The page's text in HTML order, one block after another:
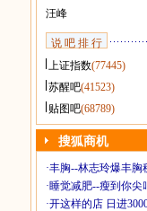
汪峰
说 吧 排 行
上证指数(77445)
苏醒吧(41523)
贴图吧(68789)
搜狐商机
·丰胸--林志玲爆丰胸
·睡觉减肥--瘦到你尖
·开这样的店 日进